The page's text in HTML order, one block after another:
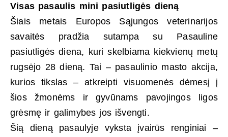
Visas pasaulis mini pasiutligės dieną
Šiais metais Europos Sąjungos veterinarijos
savaitės pradžia sutampa su Pasauline
pasiutligės diena, kuri skelbiama kiekvienų metų
rugsėjo 28 dieną. Tai – pasaulinio masto akcija,
kurios tikslas – atkreipti visuomenės dėmesį į
šios žmonėms ir gyvūnams pavojingos ligos
grėsmę ir galimybes jos išvengti.
Šią dieną pasaulyje vyksta įvairūs renginiai –